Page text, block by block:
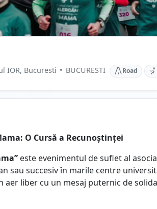
IOR, Bucuresti • BUCURESTI Road
O Cursă a Recunoștinței
este evenimentul de suflet al
sau succesiv în marile centre
aer liber cu un mesaj puternic de